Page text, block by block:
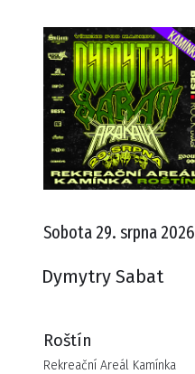
Sobota 29. srpna 2026
Dymytry Sabat
Roštín
Rekreační Areál Kamínka